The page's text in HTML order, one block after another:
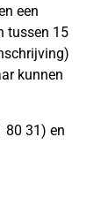
een
tussen 15
kunnen
80 31) en